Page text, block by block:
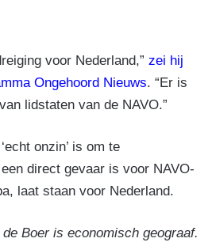
voor Nederland,” zei hij
Ongehoord Nieuws. “Er is
lidstaten van de NAVO.”
onzin’ is om te
direct gevaar is voor NAVO-
laat staan voor Nederland.
Boer is economisch geograaf.